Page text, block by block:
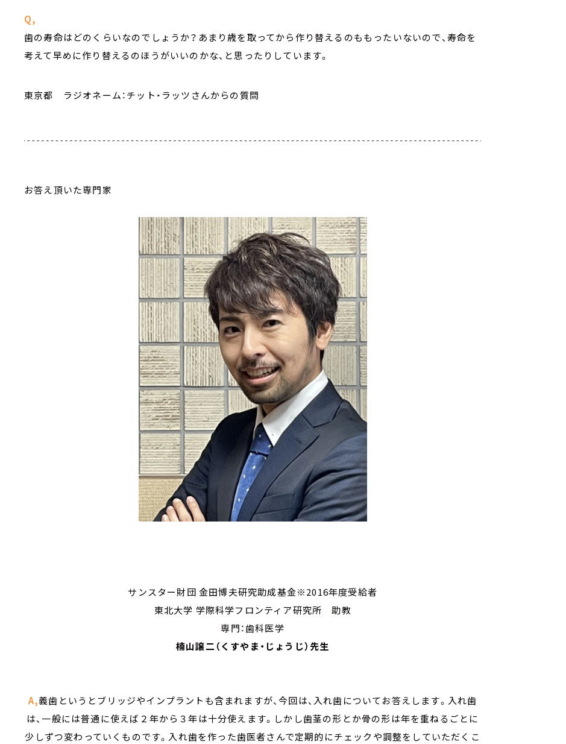
Q,
歯の寿命はどのくらいなのでしょうか？あまり歳を取ってから作り替えるのももったいないので、寿命を
考えて早めに作り替えるのほうがいいのかな、と思ったりしています。
東京都 ラジオネーム：チット・ラッツさんからの質問
お答え頂いた専門家
サンスター財団 金田博夫研究助成基金※2016年度受給者
東北大学 学際科学フロンティア研究所 助教
専門：歯科医学
楠山譲二（くすやま・じょうじ）先生
A,義歯というとブリッジやインプラントも含まれますが、今回は、入れ歯についてお答えします。入れ歯
は、一般には普通に使えば２年から３年は十分使えます。しかし歯茎の形とか骨の形は年を重ねるごとに
少しずつ変わっていくものです。入れ歯を作った歯医者さんで定期的にチェックや調整をしていただくこ